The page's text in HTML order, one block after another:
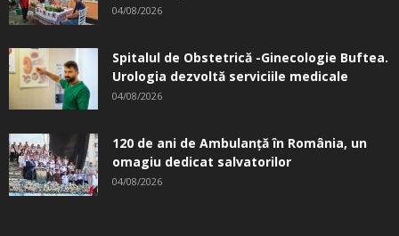
04/08/2026
Spitalul de Obstetrică -Ginecologie Buftea.
Urologia dezvoltă serviciile medicale
04/08/2026
120 de ani de Ambulanță în România, un
omagiu dedicat salvatorilor
04/08/2026